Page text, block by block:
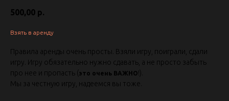
500,00 р.
Взять в аренду
Правила аренды очень просты. Взяли игру, поиграли, сдали
игру. Игру обязательно нужно сдавать, а не просто забыть
про нее и пропасть (это очень ВАЖНО!).
Мы за честную игру, надеемся вы тоже.